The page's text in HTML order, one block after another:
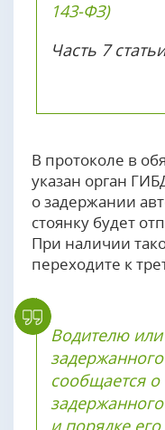
143-ФЗ)
Часть 7
В протоколе в
указан орган
о задержании
стоянку будет
При наличии
переходите к
Водителю или
сообщается о
и порядке